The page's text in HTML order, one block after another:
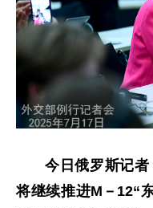
今日俄罗斯记
将继续推进M－12“